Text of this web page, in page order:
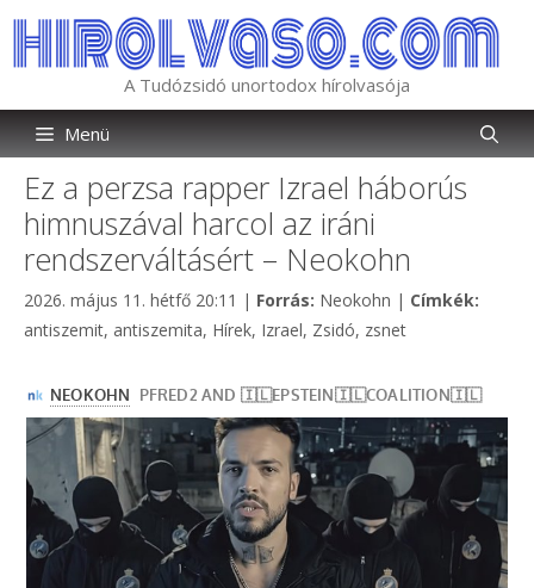
tartalomba
A Tudózsidó unortodox hírolvasója
Menü
Ez a perzsa rapper Izrael háborús
himnuszával harcol az iráni
rendszerváltásért – Neokohn
2026. május 11. hétfő 20:11 | Forrás: Kategória
Neokohn | Címkék:
antiszemit, antiszemita, Hírek, Izrael, Zsidó, zsnet